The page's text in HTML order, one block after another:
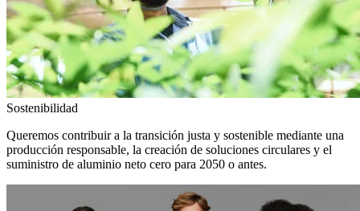
Sostenibilidad
Queremos contribuir a la transición justa y sostenible mediante una
producción responsable, la creación de soluciones circulares y el
suministro de aluminio neto cero para 2050 o antes.